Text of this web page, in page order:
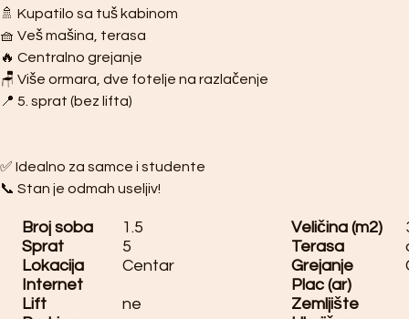
🚿 Kupatilo sa tuš kabinom
🧺 Veš mašina, terasa
🔥 Centralno grejanje
🪑 Više ormara, dve fotelje na razlačenje
📍 5. sprat (bez lifta)
✅ Idealno za samce i studente
📞 Stan je odmah useljiv!
Broj soba 1.5 Veličina (m2)
Sprat
5 Terasa
Lokacija
Centar Grejanje
Internet
Plac (ar)
Lift
ne
Zemljište